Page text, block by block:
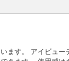
ます。 アイビュー